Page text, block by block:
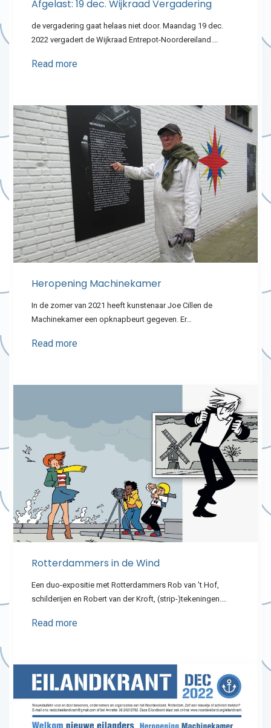
Afgelast: 19 dec. Wijkraad Vergadering
de vergadering gaat helaas niet door. Maandag 19 dec.
2022 vergadert de Wijkraad Entrepot-Noordereiland.…
Read more
Heropening Machinekamer
In de zomer van 2021 heeft kunstenaar Joe Cillen de
Machinekamer een opknapbeurt gegeven. Er…
Read more
Rotterdammers in de Wind
Een duo-expositie met Rotterdammers Rob van ’t Hof,
schilderijen en Robert van der Kroft, (strip-)tekeningen.…
Read more